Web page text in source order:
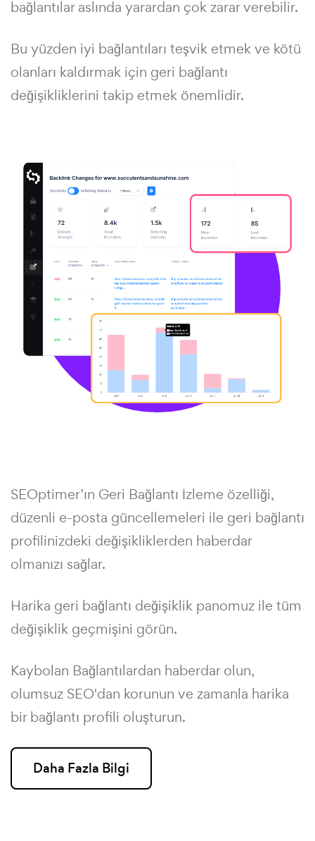
bağlantılar aslında yarardan çok zarar verebilir.
Bu yüzden iyi bağlantıları teşvik etmek ve kötü
olanları kaldırmak için geri bağlantı
değişikliklerini takip etmek önemlidir.
SEOptimer’ın Geri Bağlantı İzleme özelliği,
düzenli e-posta güncellemeleri ile geri bağlantı
profilinizdeki değişikliklerden haberdar
olmanızı sağlar.
Harika geri bağlantı değişiklik panomuz ile tüm
değişiklik geçmişini görün.
Kaybolan Bağlantılardan haberdar olun,
olumsuz SEO'dan korunun ve zamanla harika
bir bağlantı profili oluşturun.
Daha Fazla Bilgi